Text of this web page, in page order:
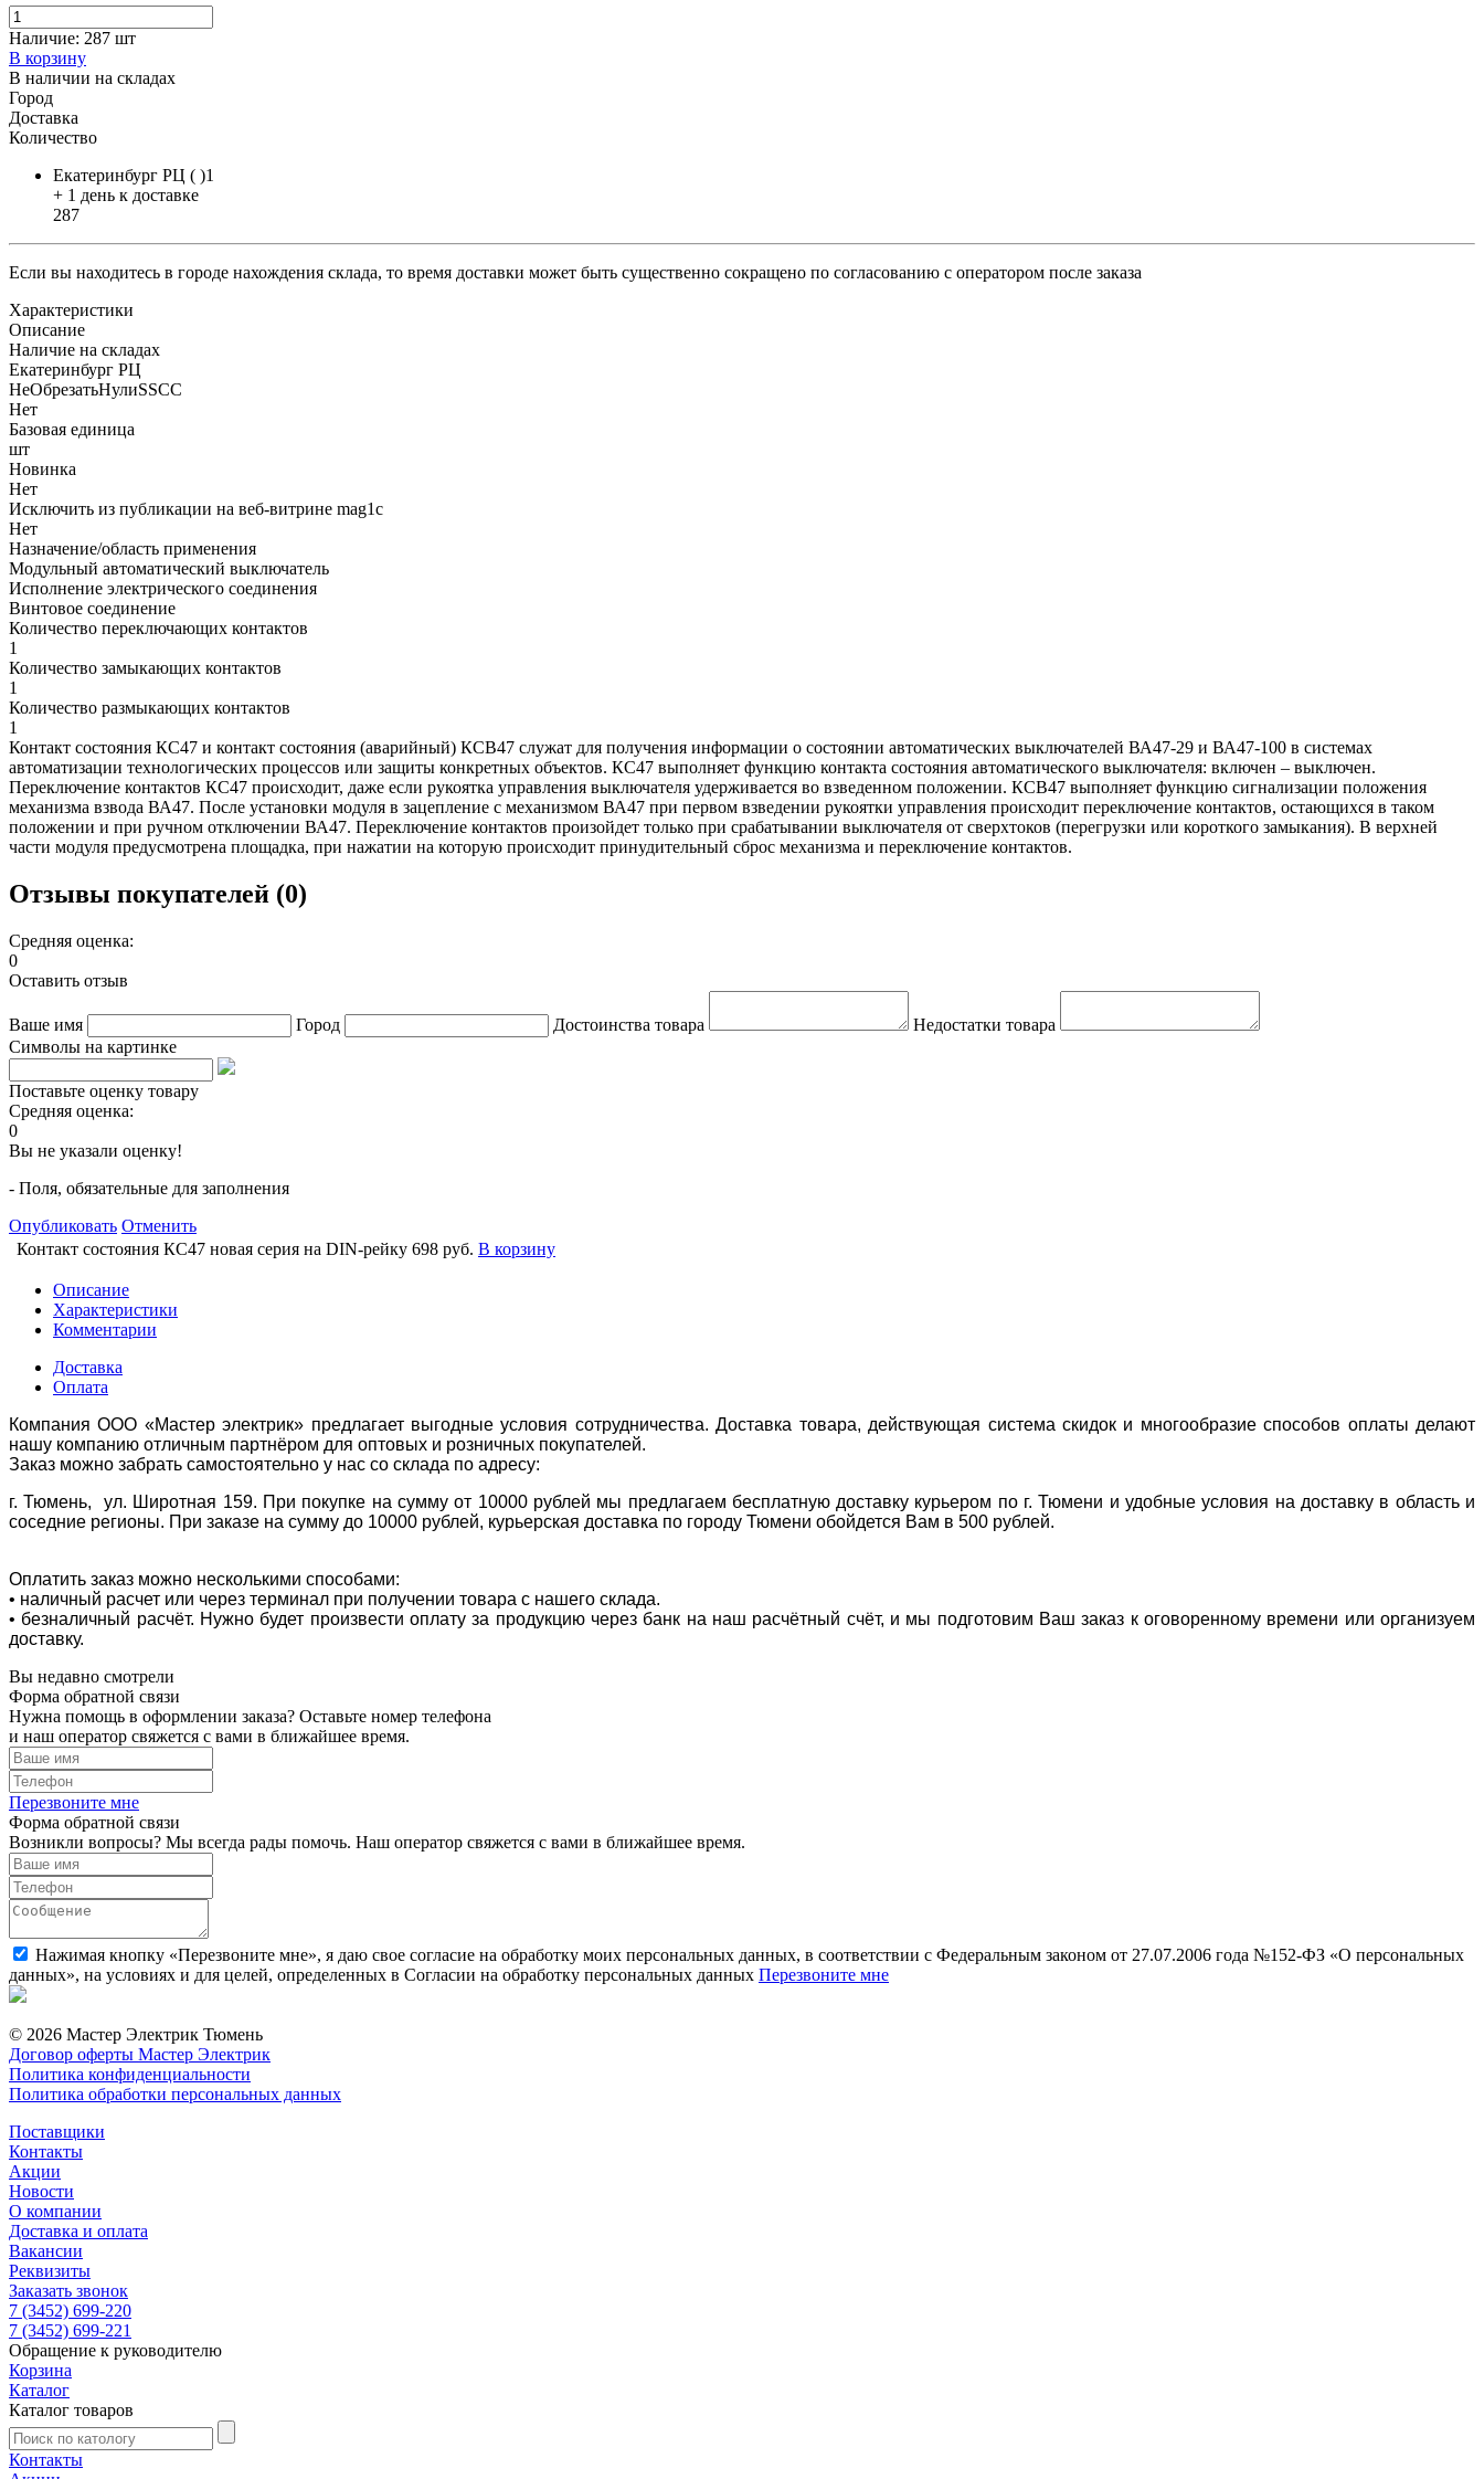
Наличие: 287 шт
В корзину
В наличии на складах
Город
Доставка
Количество
Екатеринбург РЦ ( )1
+ 1 день к доставке
287
Если вы находитесь в городе нахождения склада, то время доставки может быть существенно сокращено по согласованию с оператором после заказа
Характеристики
Описание
Наличие на складах
Екатеринбург РЦ
НеОбрезатьНулиSSCC
Нет
Базовая единица
шт
Новинка
Нет
Исключить из публикации на веб-витрине mag1c
Нет
Назначение/область применения
Модульный автоматический выключатель
Исполнение электрического соединения
Винтовое соединение
Количество переключающих контактов
1
Количество замыкающих контактов
1
Количество размыкающих контактов
1
Контакт состояния КС47 и контакт состояния (аварийный) КСВ47 служат для получения информации о состоянии автоматических выключателей ВА47-29 и ВА47-100 в системах
автоматизации технологических процессов или защиты конкретных объектов. КС47 выполняет функцию контакта состояния автоматического выключателя: включен – выключен.
Переключение контактов КС47 происходит, даже если рукоятка управления выключателя удерживается во взведенном положении. КСВ47 выполняет функцию сигнализации положения
механизма взвода ВА47. После установки модуля в зацепление с механизмом ВА47 при первом взведении рукоятки управления происходит переключение контактов, остающихся в таком
положении и при ручном отключении ВА47. Переключение контактов произойдет только при срабатывании выключателя от сверхтоков (перегрузки или короткого замыкания). В верхней
части модуля предусмотрена площадка, при нажатии на которую происходит принудительный сброс механизма и переключение контактов.
Отзывы покупателей (0)
Средняя оценка:
0
Оставить отзыв
Ваше имя Город Достоинства товара
Недостатки товара
Символы на картинке
Поставьте оценку товару
Средняя оценка:
0
Вы не указали оценку!
- Поля, обязательные для заполнения
Опубликовать Отменить
Контакт состояния КС47 новая серия на DIN-рейку 698 руб. В корзину
Описание
Характеристики
Комментарии
Доставка
Оплата
Компания ООО «Мастер электрик» предлагает выгодные условия сотрудничества. Доставка товара, действующая система скидок и многообразие способов оплаты делают
нашу компанию отличным партнёром для оптовых и розничных покупателей.
Заказ можно забрать самостоятельно у нас со склада по адресу:
г. Тюмень, ул. Широтная 159. При покупке на сумму от 10000 рублей мы предлагаем бесплатную доставку курьером по г. Тюмени и удобные условия на доставку в область и
соседние регионы. При заказе на сумму до 10000 рублей, курьерская доставка по городу Тюмени обойдется Вам в 500 рублей.
Оплатить заказ можно несколькими способами:
• наличный расчет или через терминал при получении товара с нашего склада.
• безналичный расчёт. Нужно будет произвести оплату за продукцию через банк на наш расчётный счёт, и мы подготовим Ваш заказ к оговоренному времени или организуем
доставку.
Вы недавно смотрели
Форма обратной связи
Нужна помощь в оформлении заказа? Оставьте номер телефона
и наш оператор свяжется с вами в ближайшее время.
Перезвоните мне
Форма обратной связи
Возникли вопросы? Мы всегда рады помочь. Наш оператор свяжется с вами в ближайшее время.
Нажимая кнопку «Перезвоните мне», я даю свое согласие на обработку моих персональных данных, в соответствии с Федеральным законом от 27.07.2006 года №152-ФЗ «О персональных
данных», на условиях и для целей, определенных в Согласии на обработку персональных данных Перезвоните мне
© 2026 Мастер Электрик Тюмень
Договор оферты Мастер Электрик
Политика конфиденциальности
Политика обработки персональных данных
Поставщики
Контакты
Акции
Новости
О компании
Доставка и оплата
Вакансии
Реквизиты
Заказать звонок
7 (3452) 699-220
7 (3452) 699-221
Обращение к руководителю
Корзина
Каталог
Каталог товаров
Контакты